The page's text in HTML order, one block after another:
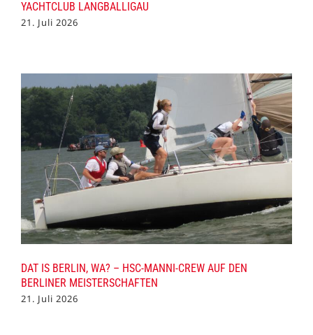
YACHTCLUB LANGBALLIGAU
21. Juli 2026
DAT IS BERLIN, WA? – HSC-MANNI-CREW AUF DEN
BERLINER MEISTERSCHAFTEN
21. Juli 2026